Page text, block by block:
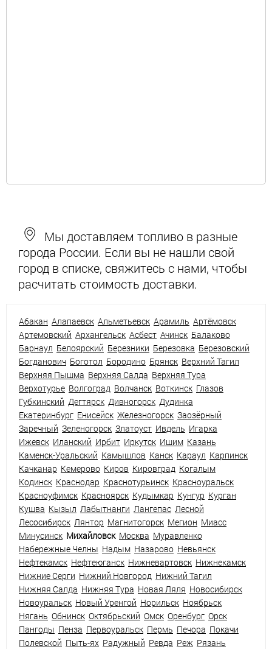
Мы доставляем топливо в разные
города России. Если вы не нашли свой
город в списке, свяжитесь с нами, чтобы
расчитать стоимость доставки.
Абакан Алапаевск Альметьевск Арамиль Артёмовск
Артемовский Архангельск Асбест Ачинск Балаково
Барнаул Белоярский Березники Березовка Березовский
Богданович Боготол Бородино Брянск Верхний Тагил
Верхняя Пышма Верхняя Салда Верхняя Тура
Верхотурье Волгоград Волчанск Воткинск Глазов
Губкинский Дегтярск Дивногорск Дудинка
Екатеринбург Енисейск Железногорск Заозёрный
Заречный Зеленогорск Златоуст Ивдель Игарка
Ижевск Иланский Ирбит Иркутск Ишим Казань
Каменск-Уральский Камышлов Канск Караул Карпинск
Качканар Кемерово Киров Кировград Когалым
Кодинск Краснодар Краснотурьинск Красноуральск
Красноуфимск Красноярск Кудымкар Кунгур Курган
Кушва Кызыл Лабытнанги Лангепас Лесной
Лесосибирск Лянтор Магнитогорск Мегион Миасс
Минусинск Михайловск Москва Муравленко
Набережные Челны Надым Назарово Невьянск
Нефтекамск Нефтеюганск Нижневартовск Нижнекамск
Нижние Серги Нижний Новгород Нижний Тагил
Нижняя Салда Нижняя Тура Новая Ляля Новосибирск
Новоуральск Новый Уренгой Норильск Ноябрьск
Нягань Обнинск Октябрьский Омск Оренбург Орск
Пангоды Пенза Первоуральск Пермь Печора Покачи
Полевской Пыть-ях Радужный Ревда Реж Рязань